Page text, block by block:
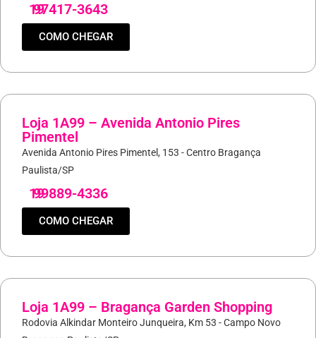
19
97417-3643
COMO CHEGAR
Loja 1A99 – Avenida Antonio Pires
Pimentel
Avenida Antonio Pires Pimentel, 153 - Centro Bragança
Paulista/SP
19
99889-4336
COMO CHEGAR
Loja 1A99 – Bragança Garden Shopping
Rodovia Alkindar Monteiro Junqueira, Km 53 - Campo Novo